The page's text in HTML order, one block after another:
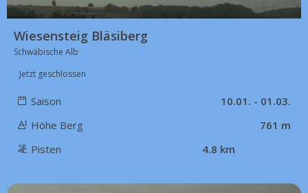
Wiesensteig Bläsiberg
Schwäbische Alb
Jetzt geschlossen
Saison
10.01. - 01.03.
Höhe Berg
761 m
Pisten
4.8 km